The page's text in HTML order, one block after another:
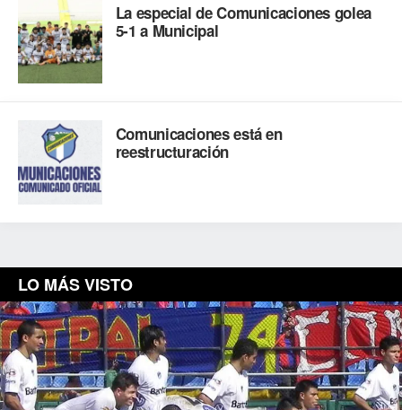
La especial de Comunicaciones golea
5-1 a Municipal
Comunicaciones está en
reestructuración
LO MÁS VISTO